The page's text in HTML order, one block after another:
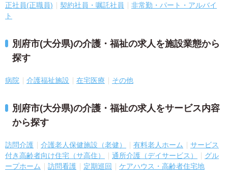
正社員(正職員) 契約社員・嘱託社員
非常勤・パート・アルバイ
ト
別府市(大分県)の介護・福祉の求人を施設業態から
探す
病院 介護福祉施設 在宅医療 その他
別府市(大分県)の介護・福祉の求人をサービス内容
から探す
訪問介護 介護老人保健施設（老健） 有料老人ホーム
サービス
付き高齢者向け住宅（サ高住）
通所介護（デイサービス）
グル
ープホーム
訪問看護 定期巡回 ケアハウス・高齢者住宅地